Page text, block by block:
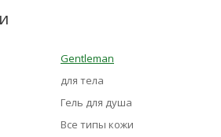
Gentleman
для тела
Гель для душа
Все типы кожи